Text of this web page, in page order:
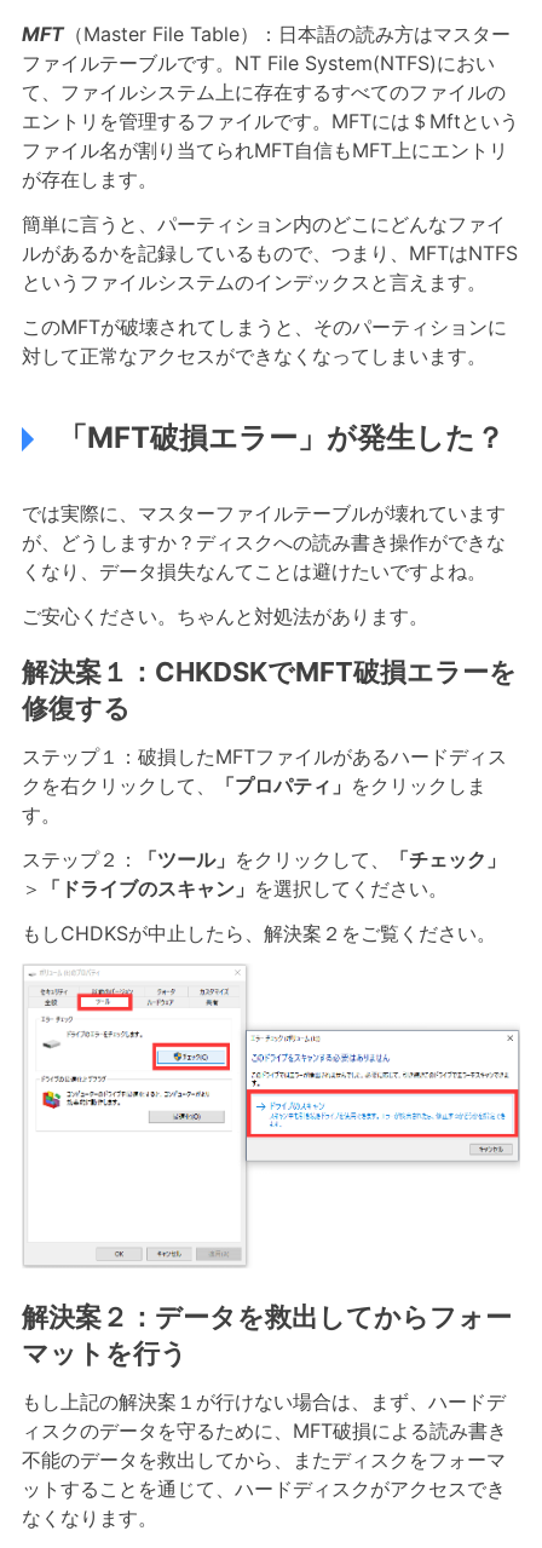
MFT（Master File Table）：日本語の読み方はマスター
ファイルテーブルです。NT File System(NTFS)におい
て、ファイルシステム上に存在するすべてのファイルの
エントリを管理するファイルです。MFTには＄Mftという
ファイル名が割り当てられMFT自信もMFT上にエントリ
が存在します。
簡単に言うと、パーティション内のどこにどんなファイ
ルがあるかを記録しているもので、つまり、MFTはNTFS
というファイルシステムのインデックスと言えます。
このMFTが破壊されてしまうと、そのパーティションに
対して正常なアクセスができなくなってしまいます。
「MFT破損エラー」が発生した？
では実際に、マスターファイルテーブルが壊れています
が、どうしますか？ディスクへの読み書き操作ができな
くなり、データ損失なんてことは避けたいですよね。
ご安心ください。ちゃんと対処法があります。
解決案１：CHKDSKでMFT破損エラーを
修復する
ステップ１：破損したMFTファイルがあるハードディス
クを右クリックして、
「プロパティ」 をクリックしま
す。
ステップ２：
「ツール」 をクリックして、
「チェック」
＞
「ドライブのスキャン」 を選択してください。
もしCHDKSが中止したら、解決案２をご覧ください。
解決案２：データを救出してからフォー
マットを行う
もし上記の解決案１が行けない場合は、まず、ハードデ
ィスクのデータを守るために、MFT破損による読み書き
不能のデータを救出してから、またディスクをフォーマ
ットすることを通じて、ハードディスクがアクセスでき
なくなります。